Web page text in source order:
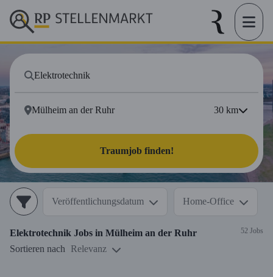
30 km
Traumjob finden!
Veröffentlichungsdatum Home-Office
Elektrotechnik Jobs in Mülheim an der Ruhr 52 Jobs
Sortieren nach Relevanz